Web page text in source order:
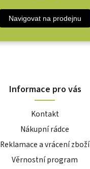
Navigovat na prodejnu
Informace pro vás
Kontakt
Nákupní rádce
Reklamace a vrácení zboží
Věrnostní program